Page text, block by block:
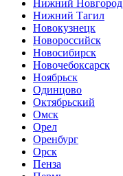
Нижний Новгород
Нижний Тагил
Новокузнецк
Новороссийск
Новосибирск
Новочебоксарск
Ноябрьск
Одинцово
Октябрьский
Омск
Орел
Оренбург
Орск
Пенза